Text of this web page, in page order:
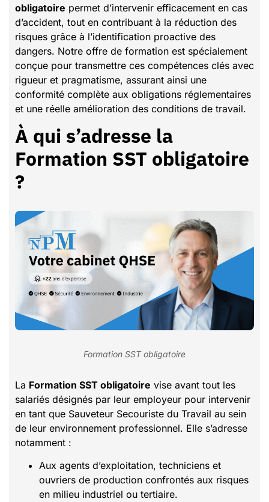
obligatoire permet d’intervenir efficacement en cas
d’accident, tout en contribuant à la réduction des
risques grâce à l’identification proactive des
dangers. Notre offre de formation est spécialement
conçue pour transmettre ces compétences clés avec
rigueur et pragmatisme, assurant ainsi une
conformité complète aux obligations réglementaires
et une réelle amélioration des conditions de travail.
À qui s’adresse la
Formation SST obligatoire
?
Formation SST obligatoire
La Formation SST obligatoire vise avant tout les
salariés désignés par leur employeur pour intervenir
en tant que Sauveteur Secouriste du Travail au sein
de leur environnement professionnel. Elle s’adresse
notamment :
Aux agents d’exploitation, techniciens et
ouvriers de production confrontés aux risques
en milieu industriel ou tertiaire.